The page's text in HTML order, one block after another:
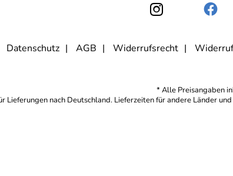
Datenschutz AGB Widerrufsrecht
* Alle Preisangaben
Lieferungen nach Deutschland. Lieferzeiten für andere Länder